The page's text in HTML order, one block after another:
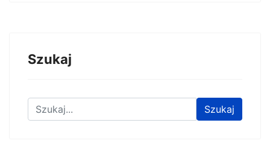
Szukaj
Znajdź na stronie Szukaj